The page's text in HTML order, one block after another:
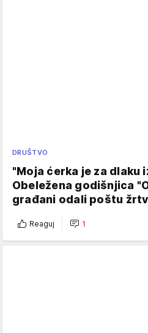
DRUŠTVO
"Moja ćerka je za dlaku
Obeležena godišnjica
građani odali poštu
Reaguj 1